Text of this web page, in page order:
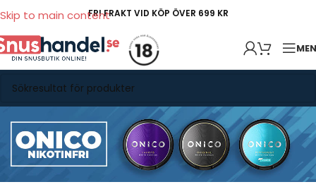
Skip to main contentFRI FRAKT VID KÖP ÖVER 699 KR